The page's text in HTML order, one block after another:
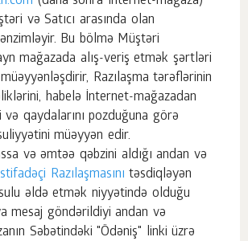
və Satıcı arasında olan
Bu bölmə Müştəri
mağazada alış-veriş etmək şərtləri
Razılaşma tərəflərinin
habelə İnternet-mağazadan
qaydalarını pozduğuna görə
müəyyən edir.
və əmtəə qəbzini aldığı andan və
Razılaşmasını təsdiqləyən
əldə etmək niyyətində olduğu
mesaj göndərildiyi andan və
Səbətindəki "Ödəniş" linki üzrə